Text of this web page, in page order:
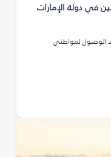
في دولة الإمارات
الوصول لمواطني